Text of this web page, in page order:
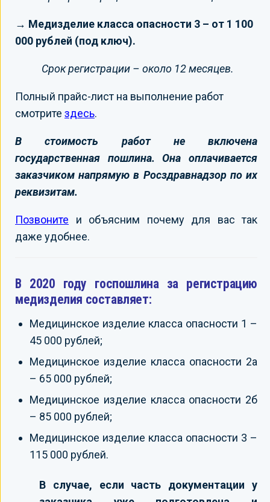
→ Медизделие класса опасности 3 – от 1 100
000 рублей (под ключ).
Срок регистрации – около 12 месяцев.
Полный прайс-лист на выполнение работ
смотрите здесь.
В стоимость работ не включена
государственная пошлина. Она оплачивается
заказчиком напрямую в Росздравнадзор по их
реквизитам.
Позвоните и объясним почему для вас так
даже удобнее.
В 2020 году госпошлина за регистрацию
медизделия составляет:
Медицинское изделие класса опасности 1 –
45 000 рублей;
Медицинское изделие класса опасности 2а
– 65 000 рублей;
Медицинское изделие класса опасности 2б
– 85 000 рублей;
Медицинское изделие класса опасности 3 –
115 000 рублей.
В случае, если часть документации у